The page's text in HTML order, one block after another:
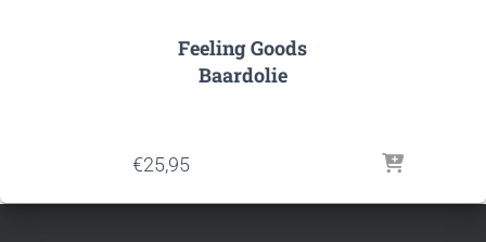
Feeling Goods
Baardolie
€25,95